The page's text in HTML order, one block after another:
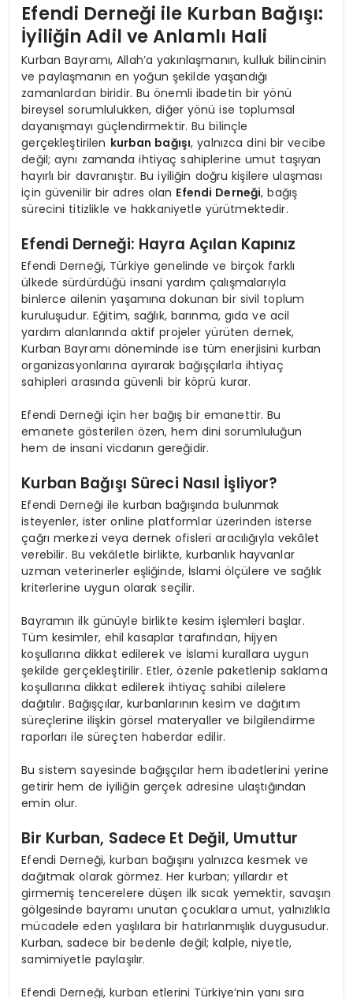
Efendi Derneği ile Kurban Bağışı:
İyiliğin Adil ve Anlamlı Hali
Kurban Bayramı, Allah’a yakınlaşmanın, kulluk bilincinin
ve paylaşmanın en yoğun şekilde yaşandığı
zamanlardan biridir. Bu önemli ibadetin bir yönü
bireysel sorumlulukken, diğer yönü ise toplumsal
dayanışmayı güçlendirmektir. Bu bilinçle
gerçekleştirilen kurban bağışı, yalnızca dini bir vecibe
değil; aynı zamanda ihtiyaç sahiplerine umut taşıyan
hayırlı bir davranıştır. Bu iyiliğin doğru kişilere ulaşması
için güvenilir bir adres olan Efendi Derneği, bağış
sürecini titizlikle ve hakkaniyetle yürütmektedir.
Efendi Derneği: Hayra Açılan Kapınız
Efendi Derneği, Türkiye genelinde ve birçok farklı
ülkede sürdürdüğü insani yardım çalışmalarıyla
binlerce ailenin yaşamına dokunan bir sivil toplum
kuruluşudur. Eğitim, sağlık, barınma, gıda ve acil
yardım alanlarında aktif projeler yürüten dernek,
Kurban Bayramı döneminde ise tüm enerjisini kurban
organizasyonlarına ayırarak bağışçılarla ihtiyaç
sahipleri arasında güvenli bir köprü kurar.
Efendi Derneği için her bağış bir emanettir. Bu
emanete gösterilen özen, hem dini sorumluluğun
hem de insani vicdanın gereğidir.
Kurban Bağışı Süreci Nasıl İşliyor?
Efendi Derneği ile kurban bağışında bulunmak
isteyenler, ister online platformlar üzerinden isterse
çağrı merkezi veya dernek ofisleri aracılığıyla vekâlet
verebilir. Bu vekâletle birlikte, kurbanlık hayvanlar
uzman veterinerler eşliğinde, İslami ölçülere ve sağlık
kriterlerine uygun olarak seçilir.
Bayramın ilk günüyle birlikte kesim işlemleri başlar.
Tüm kesimler, ehil kasaplar tarafından, hijyen
koşullarına dikkat edilerek ve İslami kurallara uygun
şekilde gerçekleştirilir. Etler, özenle paketlenip saklama
koşullarına dikkat edilerek ihtiyaç sahibi ailelere
dağıtılır. Bağışçılar, kurbanlarının kesim ve dağıtım
süreçlerine ilişkin görsel materyaller ve bilgilendirme
raporları ile süreçten haberdar edilir.
Bu sistem sayesinde bağışçılar hem ibadetlerini yerine
getirir hem de iyiliğin gerçek adresine ulaştığından
emin olur.
Bir Kurban, Sadece Et Değil, Umuttur
Efendi Derneği, kurban bağışını yalnızca kesmek ve
dağıtmak olarak görmez. Her kurban; yıllardır et
girmemiş tencerelere düşen ilk sıcak yemektir, savaşın
gölgesinde bayramı unutan çocuklara umut, yalnızlıkla
mücadele eden yaşlılara bir hatırlanmışlık duygusudur.
Kurban, sadece bir bedenle değil; kalple, niyetle,
samimiyetle paylaşılır.
Efendi Derneği, kurban etlerini Türkiye’nin yanı sıra